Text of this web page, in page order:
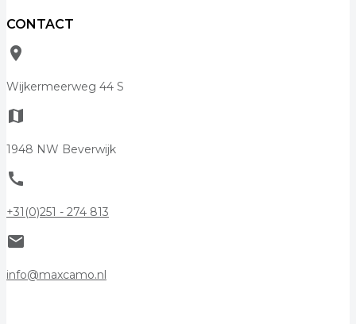
CONTACT
room
Wijkermeerweg 44 S
map
1948 NW Beverwijk
call
+31(0)251 - 274 813
mail
info@maxcamo.nl